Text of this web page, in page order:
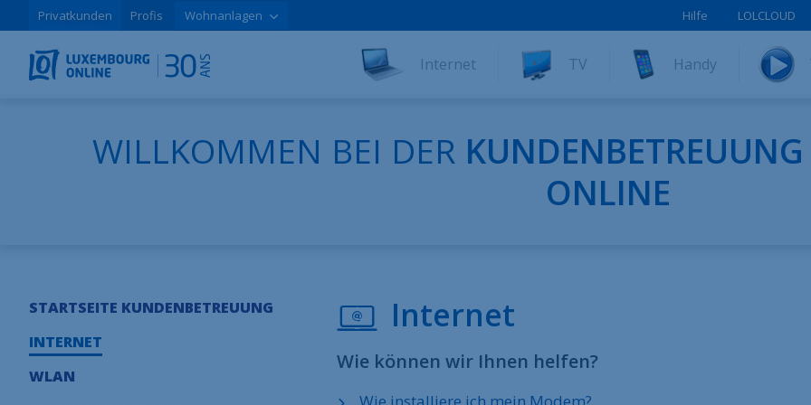
Privatkunden Profis Wohnanlagen Hilfe LOLCLOUD
Internet TV Handy
WILLKOMMEN BEI DER
ONLINE
STARTSEITE KUNDENBETREUUNG
INTERNET
WLAN
Internet
Wie können wir Ihnen helfen?